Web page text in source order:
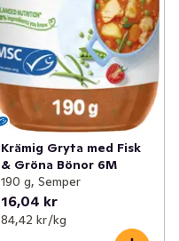
Krämig Gryta med Fisk
& Gröna Bönor 6M
190 g, Semper
16,04 kr
84,42 kr /kg